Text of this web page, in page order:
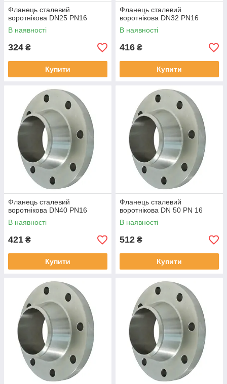
Фланець сталевий
воротнікова DN25 PN16
В наявності
324 ₴
Купити
Фланець сталевий
воротнікова DN32 PN16
В наявності
416 ₴
Купити
Фланець сталевий
воротнікова DN40 PN16
В наявності
421 ₴
Купити
Фланець сталевий
воротнікова DN 50 PN 16
В наявності
512 ₴
Купити